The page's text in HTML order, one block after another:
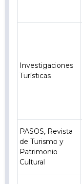
Investigaciones
Turísticas
PASOS, Revista
de Turismo y
Patrimonio
Cultural